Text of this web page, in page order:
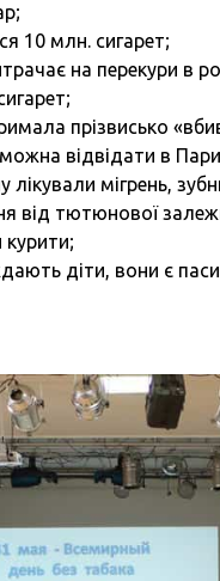
10 млн. сигарет;
на перекури в
прізвисько
відвідати в
мігрень,
від тютюнової
діти, вони є